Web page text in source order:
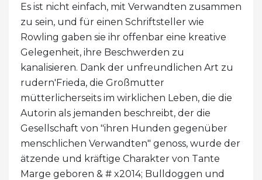
Es ist nicht einfach, mit Verwandten zusammen
zu sein, und für einen Schriftsteller wie
Rowling gaben sie ihr offenbar eine kreative
Gelegenheit, ihre Beschwerden zu
kanalisieren. Dank der unfreundlichen Art zu
rudern'Frieda, die Großmutter
mütterlicherseits im wirklichen Leben, die die
Autorin als jemanden beschreibt, der die
Gesellschaft von "ihren Hunden gegenüber
menschlichen Verwandten" genoss, wurde der
ätzende und kräftige Charakter von Tante
Marge geboren & # x2014; Bulldoggen und